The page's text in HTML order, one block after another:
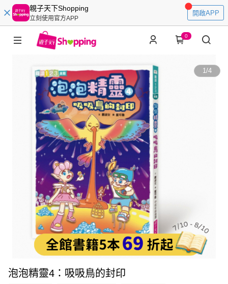
親子天下Shopping
立刻使用官方APP
開啟APP
0
1/4
泡泡精靈4：吸吸鳥的封印